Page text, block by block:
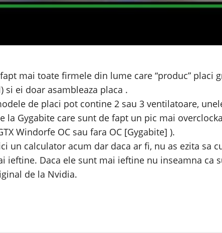
mai toate firmele din lume care “produc” placi
si ei doar asambleaza placa .
de placi pot contine 2 sau 3 ventilatoare,
la Gygabite care sunt de fapt un pic mai
Windorfe OC sau fara OC [Gygabite] ).
un calculator acum dar daca ar fi, nu as ezita sa
ieftine. Daca ele sunt mai ieftine nu inseamna ca
de la Nvidia.